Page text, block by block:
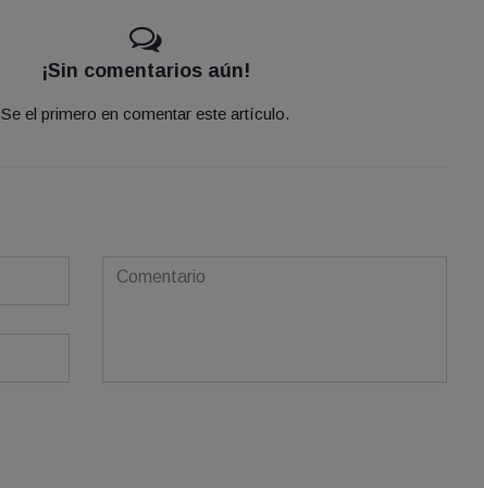
¡Sin comentarios aún!
Se el primero en comentar este artículo.